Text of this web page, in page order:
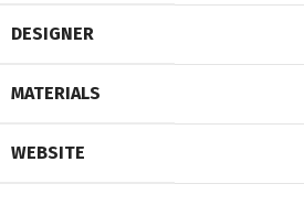
DESIGNER
MATERIALS
WEBSITE